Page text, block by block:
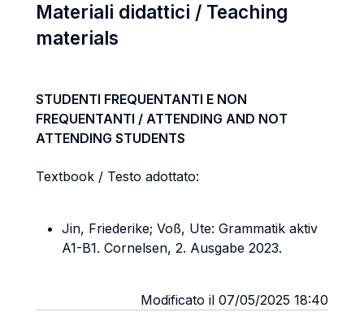
Materiali didattici / Teaching
materials
STUDENTI FREQUENTANTI E NON
FREQUENTANTI / ATTENDING AND NOT
ATTENDING STUDENTS
Textbook / Testo adottato:
Jin, Friederike; Voß, Ute: Grammatik aktiv
A1-B1. Cornelsen, 2. Ausgabe 2023.
Modificato il 07/05/2025 18:40